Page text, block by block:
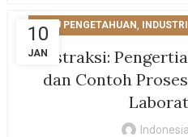
10
JAN
ILMU PENGETAHUAN,
Ekstraksi:
dan Contoh